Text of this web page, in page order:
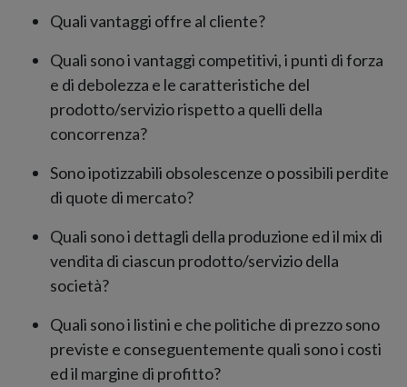
Quali vantaggi offre al cliente?
Quali sono i vantaggi competitivi, i punti di forza
e di debolezza e le caratteristiche del
prodotto/servizio rispetto a quelli della
concorrenza?
Sono ipotizzabili obsolescenze o possibili perdite
di quote di mercato?
Quali sono i dettagli della produzione ed il mix di
vendita di ciascun prodotto/servizio della
società?
Quali sono i listini e che politiche di prezzo sono
previste e conseguentemente quali sono i costi
ed il margine di profitto?